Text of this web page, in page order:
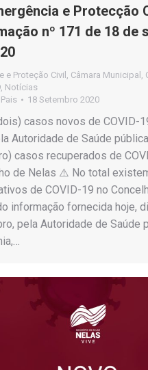
e Protecção
nº 171 de 18 de
e Proteção Civil Câmara Municipal
Notícias
18 Setembro 2020
casos novos de COVID-
Autoridade de Saúde
casos recuperados de
de Nelas ⚠️ No total
de COVID-19 no
informação fornecida hoje,
pela Autoridade de Saúde